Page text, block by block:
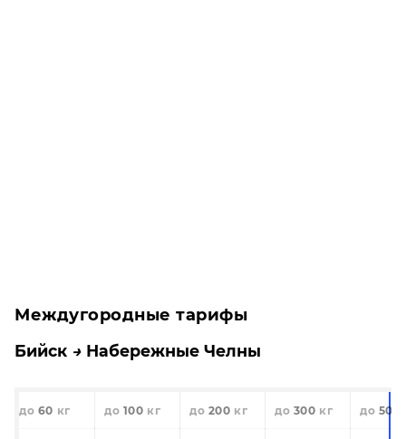
Междугородные тарифы
Бийск Набережные Челны
60 100 200 300 500